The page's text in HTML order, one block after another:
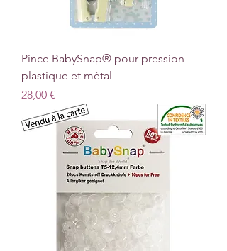
Pince BabySnap® pour pression
plastique et métal
Prix
28,00 €